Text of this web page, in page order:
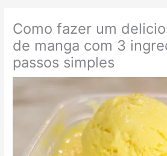
Como fazer um
de manga com 3
passos simples